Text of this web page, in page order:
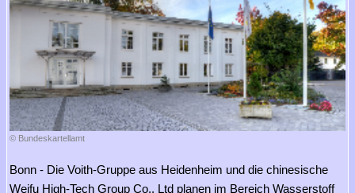
© Bundeskartellamt
Bonn - Die Voith-Gruppe aus Heidenheim und die chinesische
Weifu High-Tech Group Co., Ltd planen im Bereich Wasserstoff